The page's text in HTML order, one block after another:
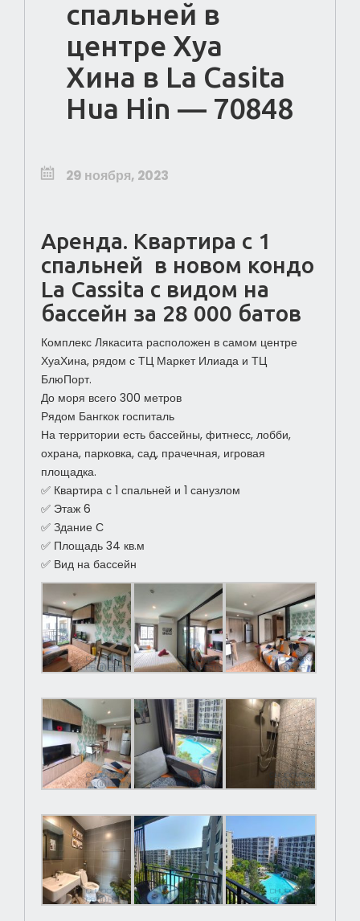
спальней в
центре Хуа
Хина в La Casita
Hua Hin — 70848
29 ноября, 2023
Аренда. Квартира с 1
спальней в новом кондо
La Cassita с видом на
бассейн за 28 000 батов
Комплекс Лякасита расположен в самом центре
ХуаХина, рядом с ТЦ Маркет Илиада и ТЦ
БлюПорт.
До моря всего 300 метров
Рядом Бангкок госпиталь
На территории есть бассейны, фитнесс, лобби,
охрана, парковка, сад, прачечная, игровая
площадка.
✅ Квартира с 1 спальней и 1 санузлом
✅ Этаж 6
✅ Здание С
✅ Площадь 34 кв.м
✅ Вид на бассейн